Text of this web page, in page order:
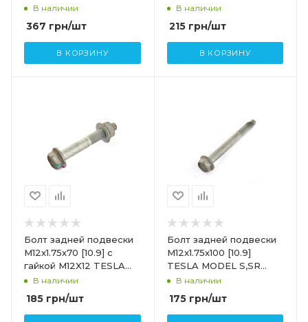
MODEL S,SR 6006840-
В наличии
367 грн/шт
В КОРЗИНУ
В наличии
215грн/шт
В КОРЗИНУ
Болт задней подвески
M12x1.75x70 [10.9] с
гайкой M12X12 TESLA
MODEL S.SR
В наличии
185 грн/шт
Болт задней подвески
M12x1.75x100 [10.9]
TESLA MODEL S,SR
2007075
В наличии
175грн/шт